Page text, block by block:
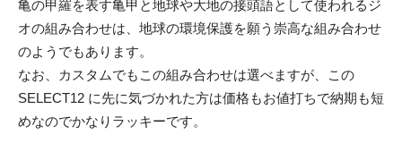
亀の甲羅を表す亀甲と地球や大地の接頭語として使われるジ
オの組み合わせは、地球の環境保護を願う崇高な組み合わせ
のようでもあります。
なお、カスタムでもこの組み合わせは選べますが、この
SELECT12 に先に気づかれた方は価格もお値打ちで納期も短
めなのでかなりラッキーです。